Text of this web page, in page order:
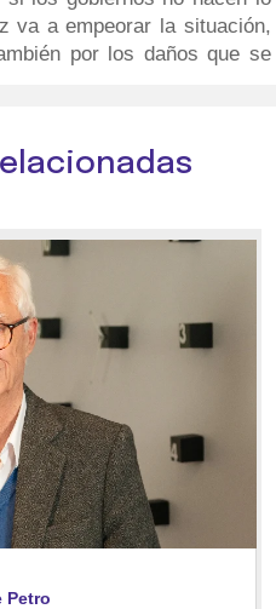
va a empeorar la situación,
por los daños que se
Petro